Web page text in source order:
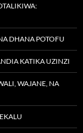
DHANA POTOFU
KATIKA UZINZI
WAJANE, NA